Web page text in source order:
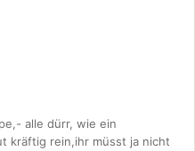
alle dürr, wie ein
kräftig rein,ihr müsst ja nicht